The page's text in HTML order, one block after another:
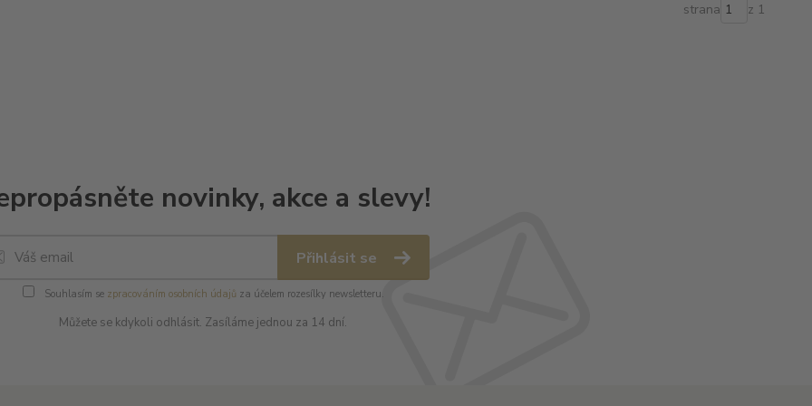
strana z 1
novinky, akce a slevy!
Přihlásit se
Souhlasím se zpracováním osobních údajů za účelem rozesílky newsletteru.
Můžete se kdykoli odhlásit. Zasíláme jednou za 14 dní.